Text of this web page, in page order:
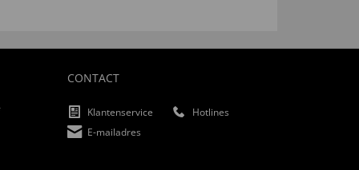
CONTACT
Klantenservice
Hotlines
E-mailadres